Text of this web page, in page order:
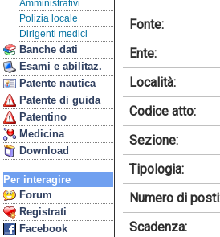
Amministrativi
Polizia locale
Dirigenti medici
Banche dati
Esami e abilitaz.
Patente nautica
Patente di guida
Patentino
Medicina
Download
Per interagire
Forum
Registrati
Facebook
Fonte:
Ente:
Località:
Codice atto:
Sezione:
Tipologia:
Numero di
Scadenza: